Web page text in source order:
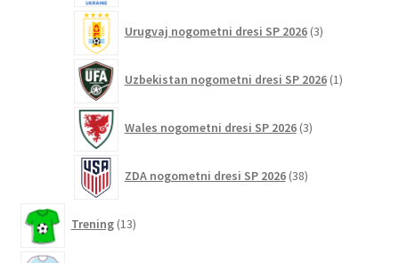
Urugvaj nogometni dresi SP 2026 3izdelki
Uzbekistan nogometni dresi SP 2026 1izdelek
Wales nogometni dresi SP 2026 3izdelki
ZDA nogometni dresi SP 2026 38izdelkov
Trening 13izdelkov